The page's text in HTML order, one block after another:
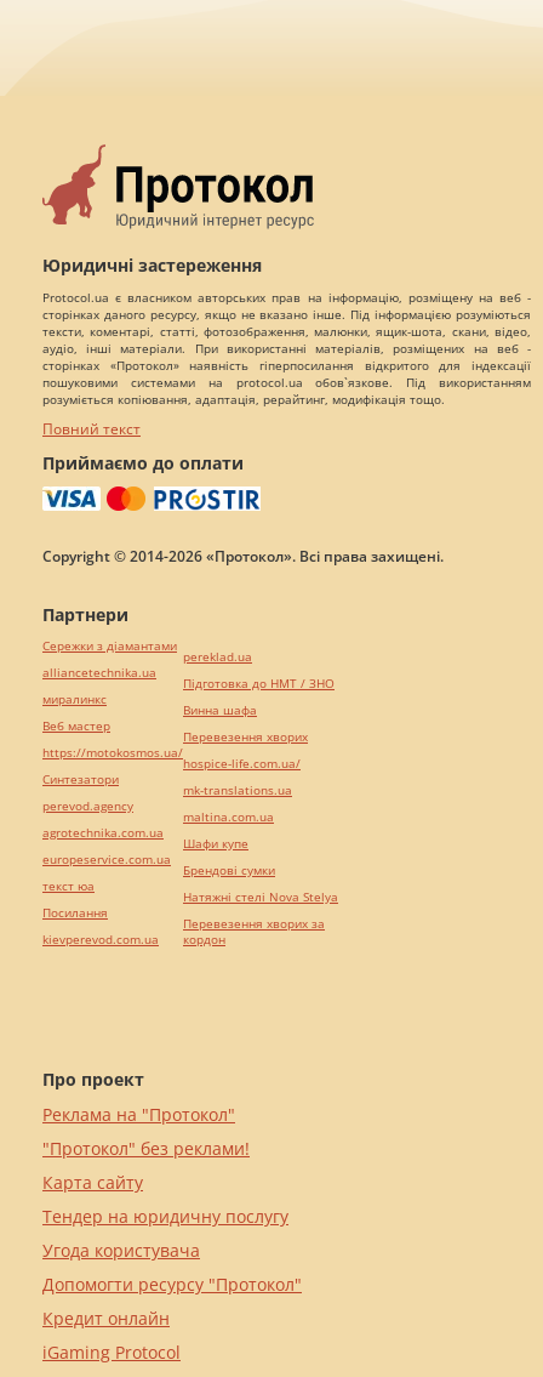
Юридичні застереження
Protocol.ua є власником авторських прав на інформацію, розміщену на веб -
сторінках даного ресурсу, якщо не вказано інше. Під інформацією розуміються
тексти, коментарі, статті, фотозображення, малюнки, ящик-шота, скани, відео,
аудіо, інші матеріали. При використанні матеріалів, розміщених на веб -
сторінках «Протокол» наявність гіперпосилання відкритого для індексації
пошуковими системами на protocol.ua обов`язкове. Під використанням
розуміється копіювання, адаптація, рерайтинг, модифікація тощо.
Повний текст
Приймаємо до оплати
Copyright © 2014-2026 «Протокол». Всі права захищені.
Про проект
Реклама на "Протокол"
"Протокол" без реклами!
Карта сайту
Тендер на юридичну послугу
Угода користувача
Допомогти ресурсу "Протокол"
Кредит онлайн
iGaming Protocol
Партнери
Сережки з діамантами
alliancetechnika.ua
миралинкс
Веб мастер
https://motokosmos.ua/
Синтезатори
perevod.agency
agrotechnika.com.ua
europeservice.com.ua
текст юа
Посилання
kievperevod.com.ua
pereklad.ua
Підготовка до НМТ / ЗНО
Винна шафа
Перевезення хворих
hospice-life.com.ua/
mk-translations.ua
maltina.com.ua
Шафи купе
Брендові сумки
Натяжні стелі Nova Stelya
Перевезення хворих за
кордон